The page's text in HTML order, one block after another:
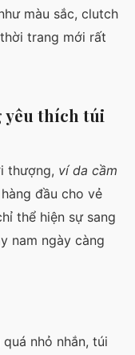
màu sắc, clutch
trang mới rất
yêu thích túi
thượng, ví da cầm
đầu cho vẻ
thể hiện sự sang
nam ngày càng
nhỏ nhắn, túi